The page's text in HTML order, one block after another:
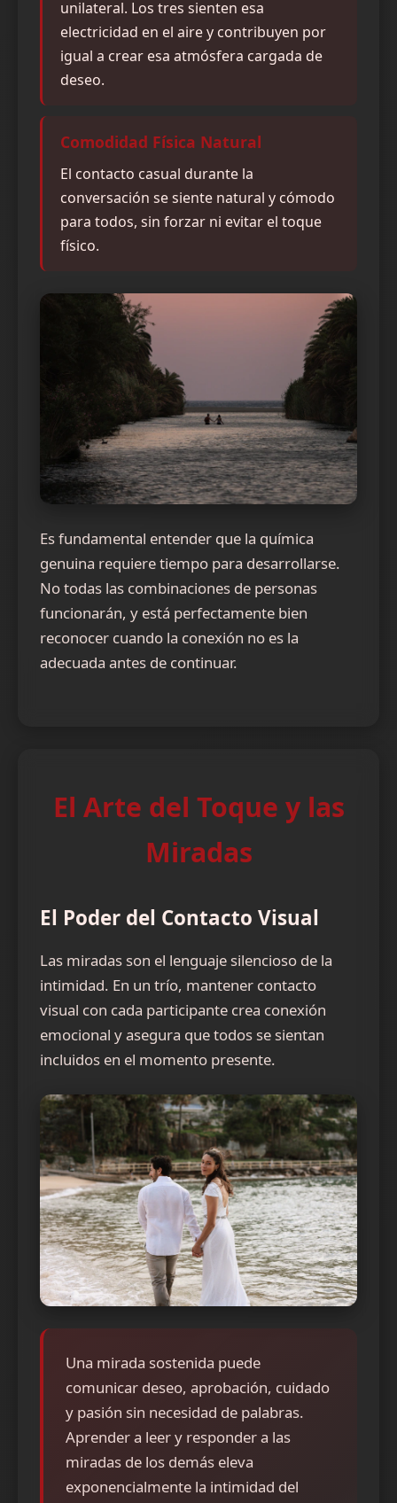
unilateral. Los tres sienten esa
electricidad en el aire y contribuyen por
igual a crear esa atmósfera cargada de
deseo.
Comodidad Física Natural
El contacto casual durante la
conversación se siente natural y cómodo
para todos, sin forzar ni evitar el toque
físico.
Es fundamental entender que la química
genuina requiere tiempo para desarrollarse.
No todas las combinaciones de personas
funcionarán, y está perfectamente bien
reconocer cuando la conexión no es la
adecuada antes de continuar.
El Arte del Toque y las
Miradas
El Poder del Contacto Visual
Las miradas son el lenguaje silencioso de la
intimidad. En un trío, mantener contacto
visual con cada participante crea conexión
emocional y asegura que todos se sientan
incluidos en el momento presente.
Una mirada sostenida puede
comunicar deseo, aprobación, cuidado
y pasión sin necesidad de palabras.
Aprender a leer y responder a las
miradas de los demás eleva
exponencialmente la intimidad del